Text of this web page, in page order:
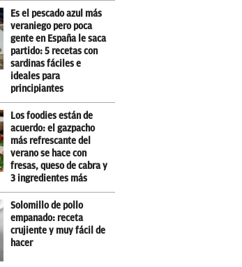
Es el pescado azul más
veraniego pero poca
gente en España le saca
partido: 5 recetas con
sardinas fáciles e
ideales para
principiantes
Los foodies están de
acuerdo: el gazpacho
más refrescante del
verano se hace con
fresas, queso de cabra y
3 ingredientes más
Solomillo de pollo
empanado: receta
crujiente y muy fácil de
hacer